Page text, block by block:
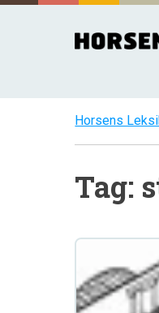
Spring
Horsens
Tag: